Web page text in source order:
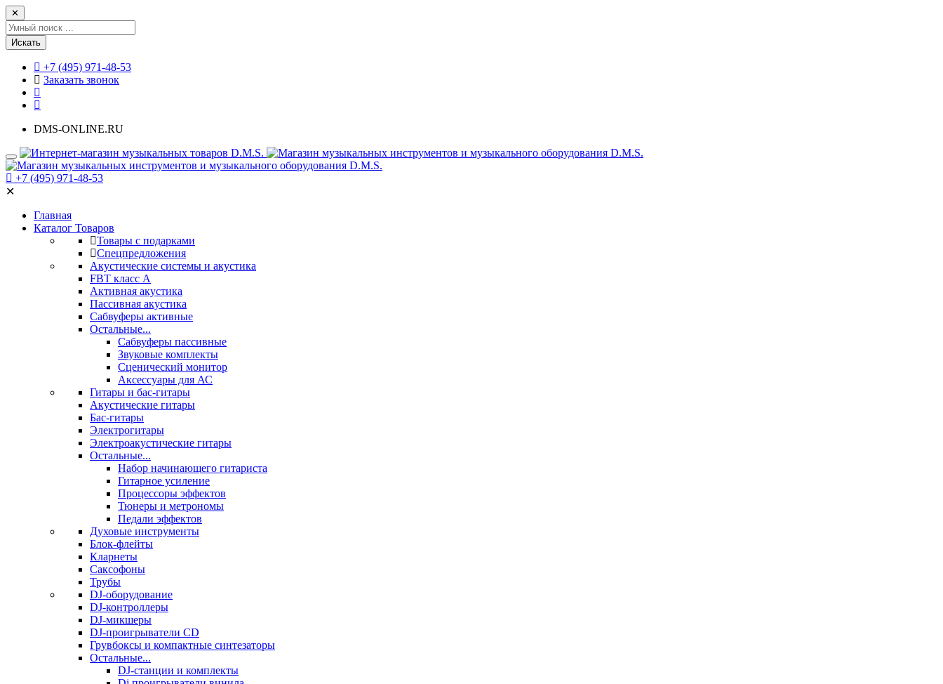
✕
Искать
+7 (495) 971-48-53
Заказать звонок
DMS-ONLINE.RU
+7 (495) 971-48-53
✕
Главная
Каталог Товаров
Товары с подарками
Спецпредложения
Акустические системы и акустика
FBT класс А
Активная акустика
Пассивная акустика
Сабвуферы активные
Остальные...
Сабвуферы пассивные
Звуковые комплекты
Сценический монитор
Аксессуары для АС
Гитары и бас-гитары
Акустические гитары
Бас-гитары
Электрогитары
Электроакустические гитары
Остальные...
Набор начинающего гитариста
Гитарное усиление
Процессоры эффектов
Тюнеры и метрономы
Педали эффектов
Духовые инструменты
Блок-флейты
Кларнеты
Саксофоны
Трубы
DJ-оборудование
DJ-контроллеры
DJ-микшеры
DJ-проигрыватели CD
Грувбоксы и компактные синтезаторы
Остальные...
DJ-станции и комплекты